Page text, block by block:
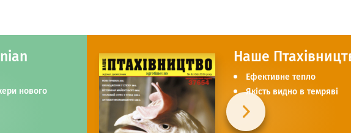
нового
Наше
Ефективне тепло
Якість видно в темряві